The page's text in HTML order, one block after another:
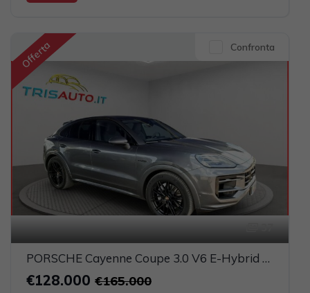
4395cc 585CV / 430KW
Offerta Confronta
PORSCHE Cayenne Coupe 3.0 V6 E-Hybrid UFFICIALE ITALIA (TETTO PANORAMICO)
€128.000 €165.000